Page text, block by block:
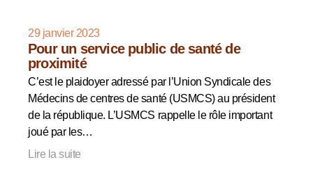
29 janvier 2023
Pour un service public de santé de
proximité
C’est le plaidoyer adressé par l’Union Syndicale des
Médecins de centres de santé (USMCS) au président
de la république. L’USMCS rappelle le rôle important
joué par les…
Lire la suite